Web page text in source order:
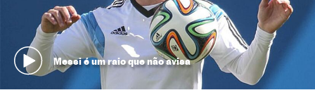
Messi é um raio que não avisa